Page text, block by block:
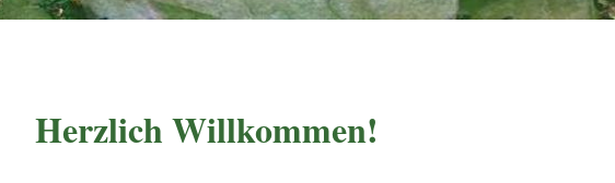
Herzlich Willkommen!